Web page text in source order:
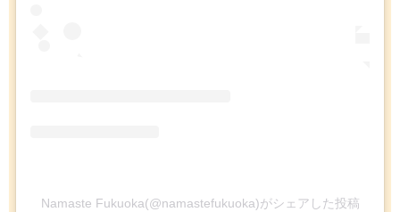
Namaste Fukuoka(@namastefukuoka)がシェアした投稿